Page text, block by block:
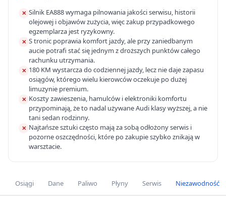
✕ Silnik EA888 wymaga pilnowania jakości serwisu, historii
olejowej i objawów zużycia, więc zakup przypadkowego
egzemplarza jest ryzykowny.
✕ S tronic poprawia komfort jazdy, ale przy zaniedbanym
aucie potrafi stać się jednym z droższych punktów całego
rachunku utrzymania.
✕ 180 KM wystarcza do codziennej jazdy, lecz nie daje zapasu
osiągów, którego wielu kierowców oczekuje po dużej
limuzynie premium.
✕ Koszty zawieszenia, hamulców i elektroniki komfortu
przypominają, że to nadal używane Audi klasy wyższej, a nie
tani sedan rodzinny.
✕ Najtańsze sztuki często mają za sobą odłożony serwis i
pozorne oszczędności, które po zakupie szybko znikają w
warsztacie.
Osiągi Dane Paliwo Płyny Serwis Niezawodność